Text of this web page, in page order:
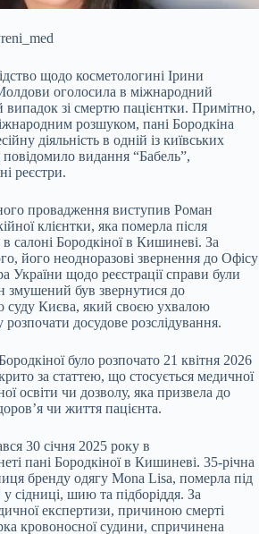
щодо косметологині Ірини
оголосила в міжнародний
випадок зі смертю пацієнтки. Примітно,
розшуком, пані Бородкіна
діяльність в одній із київських
видання “Бабель”,
реєстри.
провадження виступив Роман
клієнтки, яка померла після
салоні Бородкіної в Кишиневі. За
його неодноразові звернення до Офісу
України щодо реєстрації справи були
змушений був звернутися до
суду Києва, який своєю ухвалою
розпочати досудове розслідування.
було розпочато 21 квітня 2026
за статтею, що стосується медичної
освіти чи дозволу, яка призвела до
чи життя пацієнта.
30 січня 2025 року в
пані Бородкіної в Кишиневі. 35-річна
бренду одягу Mona Lisa, померла під
сідниці, шию та підборіддя. За
експертизи, причиною смерті
кровоносної судини, спричинена